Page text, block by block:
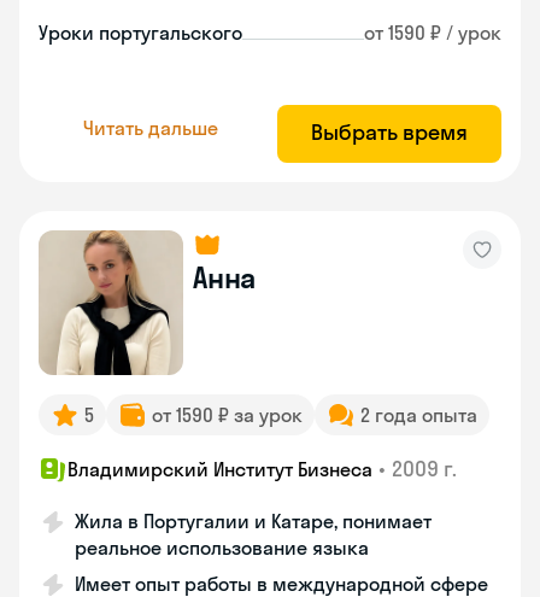
Уроки португальского от 1590 ₽ / урок
Читать дальше Выбрать время
Анна
5 от 1590 ₽ за урок 2 года опыта
Владимирский Институт Бизнеса • 2009 г.
Жила в Португалии и Катаре, понимает
реальное использование языка
Имеет опыт работы в международной сфере